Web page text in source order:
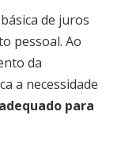
de juros
pessoal. Ao
da
a necessidade
para